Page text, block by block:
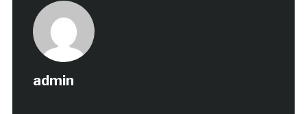
admin